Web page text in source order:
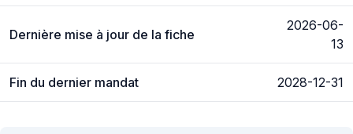
Dernière mise à jour de la fiche
2026-06-
13
Fin du dernier mandat 2028-12-31